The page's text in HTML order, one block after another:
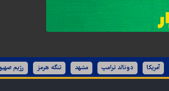
آمریکا دونالد ترامپ مشهد تنگه هرمز رژیم